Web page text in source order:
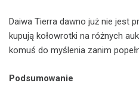
Daiwa Tierra dawno już nie jest
kupują kołowrotki na różnych
komuś do myślenia zanim
Podsumowanie